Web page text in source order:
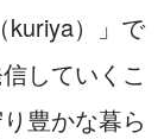
kuriya）」で
していくこ
豊かな暮ら